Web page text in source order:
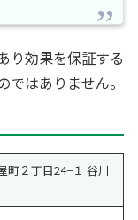
り効果を保証する
ではありません。
町２丁目24−１ 谷川